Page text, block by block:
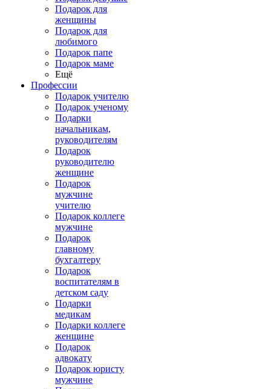
Подарок для
женщины
Подарок для
любимого
Подарок папе
Подарок маме
Ещё
Профессии
Подарок учителю
Подарок ученому
Подарки
начальникам,
руководителям
Подарок
руководителю
женщине
Подарок
мужчине
учителю
Подарок коллеге
мужчине
Подарок
главному
бухгалтеру
Подарок
воспитателям в
детском саду
Подарки
медикам
Подарки коллеге
женщине
Подарок
адвокату
Подарок юристу
мужчине